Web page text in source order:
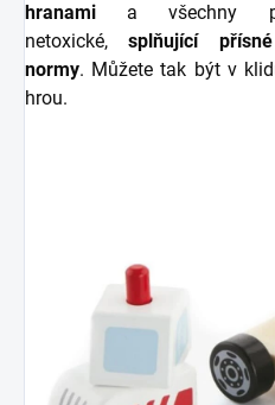
hranami
a všechny
netoxické,
splňující
normy. Můžete tak být v
hrou.